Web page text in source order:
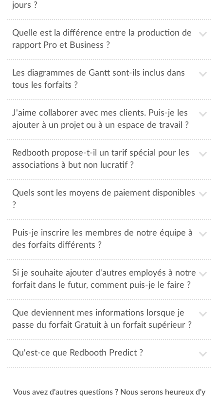
jours ?
Quelle est la différence entre la production de
rapport Pro et Business ?
Les diagrammes de Gantt sont-ils inclus dans
tous les forfaits ?
J'aime collaborer avec mes clients. Puis-je les
ajouter à un projet ou à un espace de travail ?
Redbooth propose-t-il un tarif spécial pour les
associations à but non lucratif ?
Quels sont les moyens de paiement disponibles
?
Puis-je inscrire les membres de notre équipe à
des forfaits différents ?
Si je souhaite ajouter d'autres employés à notre
forfait dans le futur, comment puis-je le faire ?
Que deviennent mes informations lorsque je
passe du forfait Gratuit à un forfait supérieur ?
Qu'est-ce que Redbooth Predict ?
Vous avez d'autres questions ? Nous serons heureux d'y